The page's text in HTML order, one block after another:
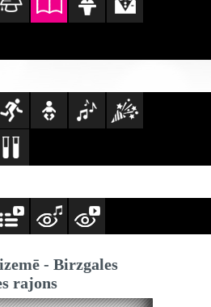
- Birzgales
rajons